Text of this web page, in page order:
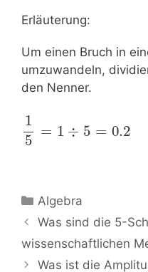
Erläuterung:
Um einen Bruch in
umzuwandeln,
den Nenner.
1
5
= 1 ÷ 5 = 0.2
Kategorien
Algebra
Beitrags-
Navigation
Was sind die 5-
wissenschaftlichen
Was ist die